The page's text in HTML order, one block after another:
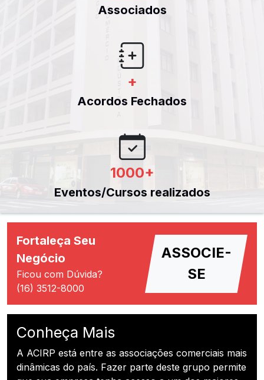
Associados
+
Acordos Fechados
1000+
Eventos/Cursos realizados
Fortaleça Seu
Negócio
Ficou com Dúvida?
(16) 3512-8000
ASSOCIE-
SE
Conheça Mais
A ACIRP está entre as associações comerciais mais
dinâmicas do país. Fazer parte deste grupo permite